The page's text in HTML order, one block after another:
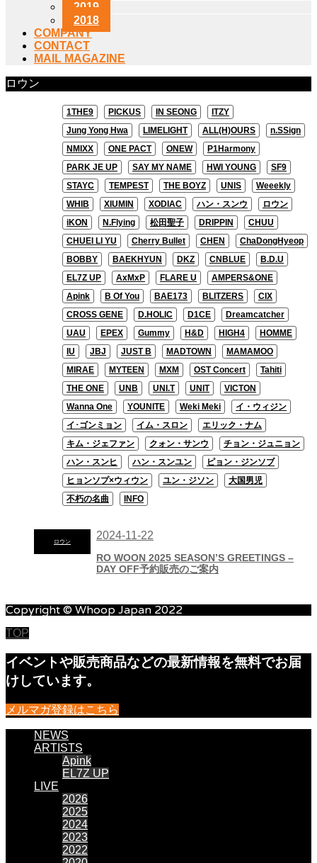
2019
2018
COMPANY
CONTACT
MAIL MAGAZINE
ロウン
1THE9 PICKUS IN SEONG
ITZY
Jung Yong Hwa
LIMELIGHT ALL(H)OURS
n.SSign
NMIXX
ONE PACT ONEW
P1Harmony
PARK JE UP
SAY MY NAME HWI YOUNG
SF9
STAYC
TEMPEST THE BOYZ UNIS
Weeekly
WHIB
XIUMIN XODIAC ハン・スンウ
ロウン
iKON
N.Flying 松田聖子 DRIPPIN
CHUU
CHUEI LI YU
Cherry Bullet CHEN
ChaDongHyeop
BOBBY
BAEKHYUN DKZ CNBLUE
B.D.U
EL7Z UP
AxMxP FLARE U
AMPERS&ONE
Apink
B Of You BAE173 BLITZERS
CIX
CROSS GENE
D.HOLIC D1CE
Dreamcatcher
UAU
EPEX Gummy H&D HIGH4
HOMME
IU
JBJ JUST B MADTOWN
MAMAMOO
MIRAE
MYTEEN MXM OST Concert
Tahiti
THE ONE
UNB UNI.T UNIT
VICTON
Wanna One
YOUNITE Weki Meki
イ・ウィジン
イ･ゴンミョン
イム・スロン
エリック・ナム
キム・ジェファン
クォン・サンウ
チョン・ジュニョン
ハン・スンヒ
ハン・スンユン
ピョン・ジンソブ
ヒョンソプ×ウィウン
ユン・ジソン
大国男児
不朽の名曲
INFO
ロウン
2024-11-22
RO WOON 2025 SEASON’S GREETINGS –
DAY OFF予約販売のご案内
Copyright © Whoop Japan 2022
TOP
イベントや販売商品などの最新情報を無料でお届
けしています。
メルマガ登録はこちら
NEWS
ARTISTS
Apink
EL7Z UP
LIVE
2026
2025
2024
2023
2022